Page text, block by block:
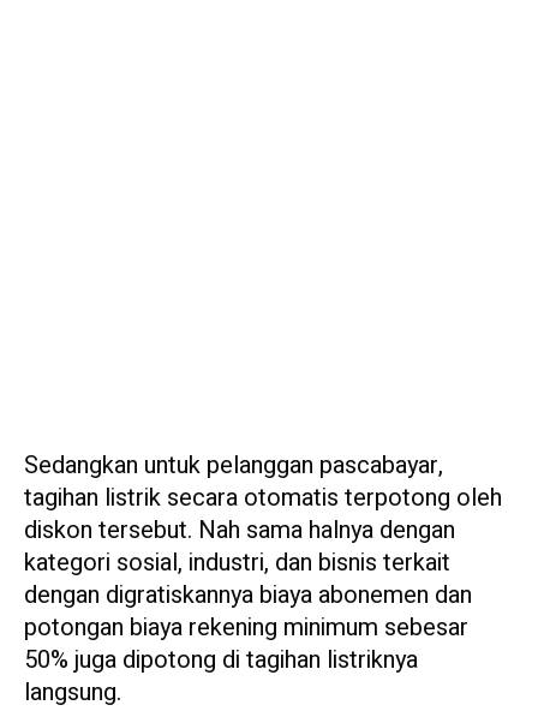
Sedangkan untuk pelanggan pascabayar,
tagihan listrik secara otomatis terpotong oleh
diskon tersebut. Nah sama halnya dengan
kategori sosial, industri, dan bisnis terkait
dengan digratiskannya biaya abonemen dan
potongan biaya rekening minimum sebesar
50% juga dipotong di tagihan listriknya
langsung.